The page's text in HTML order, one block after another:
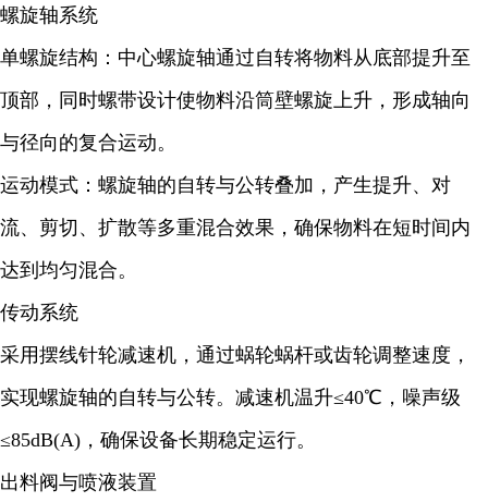
螺旋轴系统
单螺旋结构：中心螺旋轴通过自转将物料从底部提升至
顶部，同时螺带设计使物料沿筒壁螺旋上升，形成轴向
与径向的复合运动。
运动模式：螺旋轴的自转与公转叠加，产生提升、对
流、剪切、扩散等多重混合效果，确保物料在短时间内
达到均匀混合。
传动系统
采用摆线针轮减速机，通过蜗轮蜗杆或齿轮调整速度，
实现螺旋轴的自转与公转。减速机温升≤40℃，噪声级
≤85dB(A)，确保设备长期稳定运行。
出料阀与喷液装置